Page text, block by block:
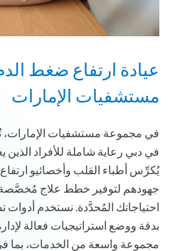
عيادة ارتفاع ضغط
مستشفيات الإمارات
في مجموعة مستشفيات الإمارات،
في دبي رعاية شاملة للأفراد
يُكرِّس أطباء القلب وأخصائيو
جهودهم لتوفير خطط علاج
احتياجاتك المُحدَّدة. نستخدم
بدقة ووضع استراتيجيات فعالة
مجموعة واسعة من الخدمات، بما